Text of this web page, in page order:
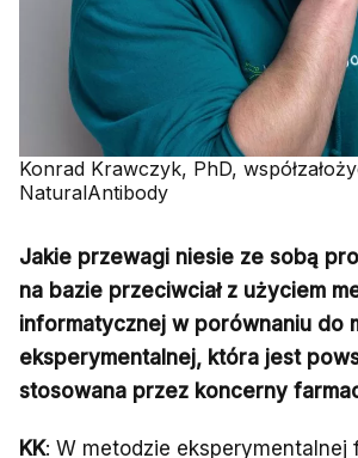
Konrad Krawczyk, PhD,
NaturalAntibody
Jakie przewagi niesie ze sobą
na bazie przeciwciał z użyciem
informatycznej w porównaniu do
eksperymentalnej, która jest
stosowana przez koncerny
KK: W metodzie eksperymentalnej